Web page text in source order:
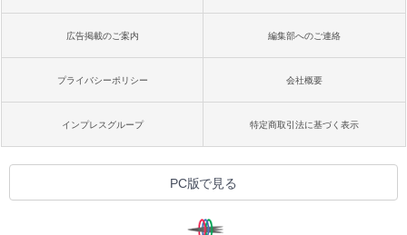
広告掲載のご案内 編集部へのご連絡
プライバシーポリシー 会社概要
インプレスグループ 特定商取引法に基づく表示
PC版で見る